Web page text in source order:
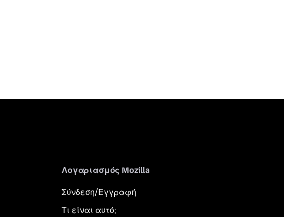
Λογαριασμός Mozilla
Σύνδεση/Εγγραφή
Τι είναι αυτό;